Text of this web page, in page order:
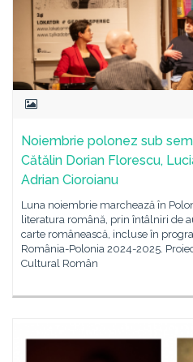
Noiembrie polonez sub
Cătălin Dorian Florescu,
Adrian Cioroianu
Luna noiembrie marchează în
literatura română, prin întâlniri de
carte românească, incluse în
România-Polonia 2024-2025.
Cultural Român